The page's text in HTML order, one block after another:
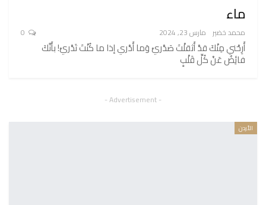
ماء
محمد خضير مارس 23, 2024
أَرِحْني مِنْكَ قدْ أَثقلْتَ صَدْريْ وَما أَدْري إذا ما كُنْتَ تَدْريْ! بأَنَّكَ
فائِضٌ عَنْ كُلِّ قَلْبٍ
- Advertisement -
الأردن